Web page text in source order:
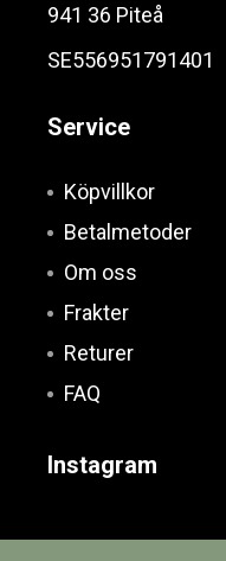
941 36 Piteå
SE556951791401
Service
Köpvillkor
Betalmetoder
Om oss
Frakter
Returer
FAQ
Instagram